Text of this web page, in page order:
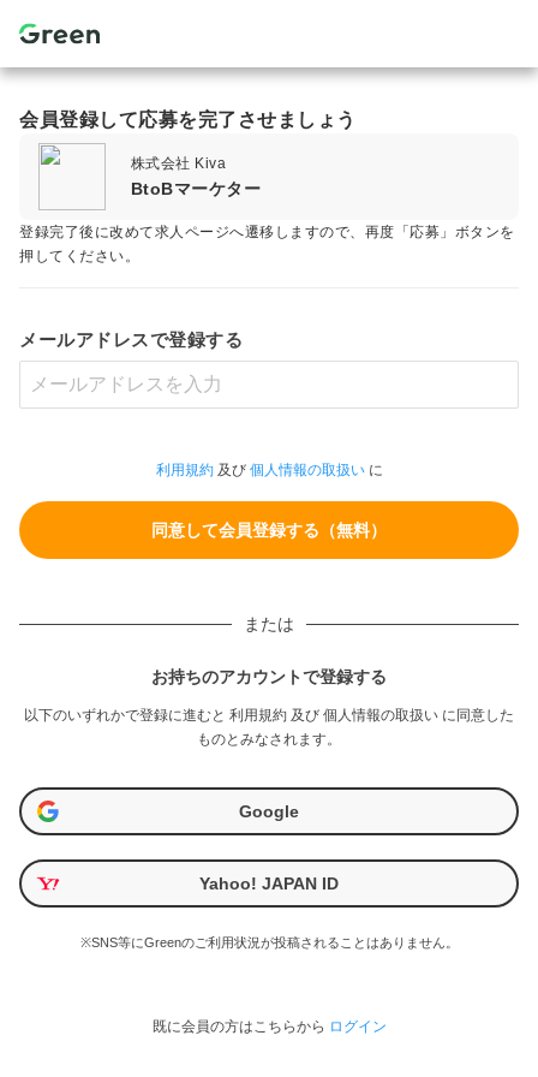
会員登録して応募を完了させましょう
株式会社 Kiva
BtoBマーケター
登録完了後に改めて求人ページへ遷移しますので、再度「応募」ボタンを
押してください。
メールアドレスで登録する
利用規約及び 個人情報の取扱いに
または
お持ちのアカウントで登録する
以下のいずれかで登録に進むと 利用規約 及び 個人情報の取扱い に同意した
ものとみなされます。
Google
Yahoo! JAPAN ID
※SNS等にGreenのご利用状況が投稿されることはありません。
既に会員の方はこちらから ログイン